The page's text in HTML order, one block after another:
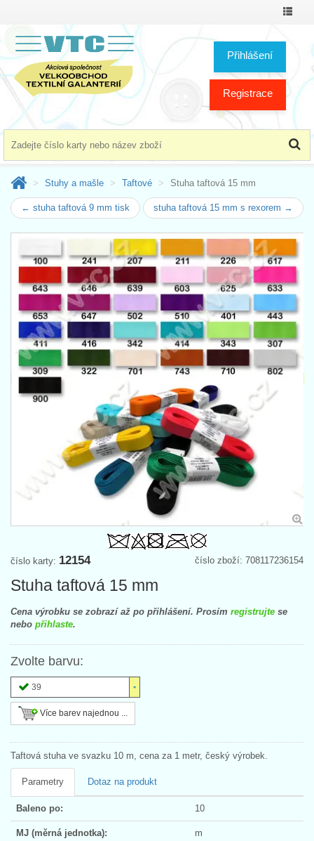
Přihlášení
Registrace
Stuhy a mašle Taftové Stuha taftová 15 mm
← stuha taftová 9 mm tisk stuha taftová 15 mm s rexorem →
číslo zboží: 708117236154
číslo karty: 12154
Stuha taftová 15 mm
Cena výrobku se zobrazí až po přihlášení. Prosím registrujte se
nebo přihlaste.
Zvolte barvu:
39
Více barev najednou ...
Taftová stuha ve svazku 10 m, cena za 1 metr, český výrobek.
Parametry Dotaz na produkt
Baleno po: 10
MJ (měrná jednotka): m